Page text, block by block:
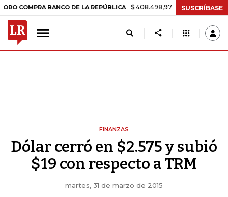
BANCO DE LA REPÚBLICA $ 408.498,97 +$ 8.753,81 +2,19%
SUSCRÍBASE
FINANZAS
Dólar cerró en $2.575 y subió
$19 con respecto a TRM
martes, 31 de marzo de 2015